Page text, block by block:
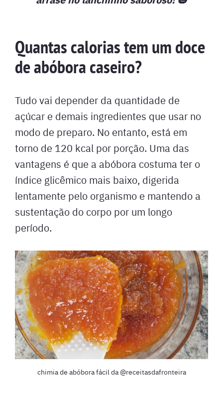
Quantas calorias tem um doce
de abóbora caseiro?
Tudo vai depender da quantidade de
açúcar e demais ingredientes que usar no
modo de preparo. No entanto, está em
torno de 120 kcal por porção. Uma das
vantagens é que a abóbora costuma ter o
índice glicêmico mais baixo, digerida
lentamente pelo organismo e mantendo a
sustentação do corpo por um longo
período.
chimia de abóbora fácil da @receitasdafronteira